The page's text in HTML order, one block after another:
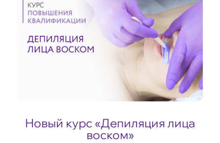
Новый курс «Депиляция лица
воском»